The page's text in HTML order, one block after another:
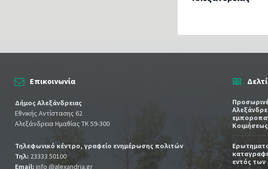
Επικοινωνία
Δήμος Αλεξάνδρειας
Εθνικής Αντίστασης 62
Αλεξάνδρεια Ημαθίας ΤΚ 59-300
Τηλεφωνικό κέντρο, γραφείο ενημέρωσης πολιτών
Τηλ: 23333 50100
Email: info @alexandria.gr
εντός